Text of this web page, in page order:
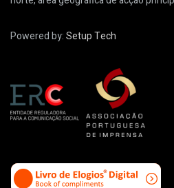
Powered by:Setup Tech